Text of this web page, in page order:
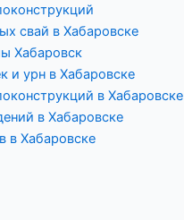
свай в Хабаровске
Хабаровск
и урн в Хабаровске
в Хабаровске
в Хабаровске
в Хабаровске